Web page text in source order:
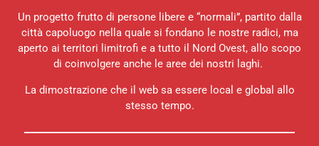
Un progetto frutto di persone libere e “normali”, partito dalla
città capoluogo nella quale si fondano le nostre radici, ma
aperto ai territori limitrofi e a tutto il Nord Ovest, allo scopo
di coinvolgere anche le aree dei nostri laghi.
La dimostrazione che il web sa essere local e global allo
stesso tempo.